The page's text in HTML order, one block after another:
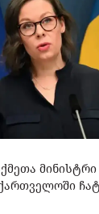
მინისტრი